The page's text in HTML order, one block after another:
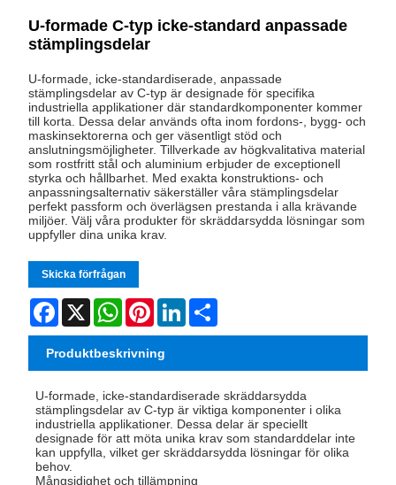
U-formade C-typ icke-standard anpassade
stämplingsdelar
U-formade, icke-standardiserade, anpassade
stämplingsdelar av C-typ är designade för specifika
industriella applikationer där standardkomponenter kommer
till korta. Dessa delar används ofta inom fordons-, bygg- och
maskinsektorerna och ger väsentligt stöd och
anslutningsmöjligheter. Tillverkade av högkvalitativa material
som rostfritt stål och aluminium erbjuder de exceptionell
styrka och hållbarhet. Med exakta konstruktions- och
anpassningsalternativ säkerställer våra stämplingsdelar
perfekt passform och överlägsen prestanda i alla krävande
miljöer. Välj våra produkter för skräddarsydda lösningar som
uppfyller dina unika krav.
Skicka förfrågan
Facebook
X WhatsAppPinterestLinkedIn
Produktbeskrivning
U-formade, icke-standardiserade skräddarsydda
stämplingsdelar av C-typ är viktiga komponenter i olika
industriella applikationer. Dessa delar är speciellt
designade för att möta unika krav som standarddelar inte
kan uppfylla, vilket ger skräddarsydda lösningar för olika
behov.
Mångsidighet och tillämpning